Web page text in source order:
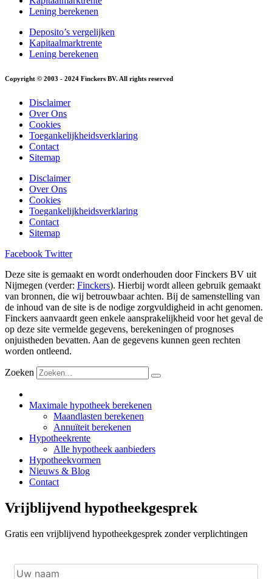
Lening berekenen
Deposito’s vergelijken
Kapitaalmarktrente
Lening berekenen
Copyright © 2003 - 2024 Finckers BV. All rights reserved
Disclaimer
Over Ons
Cookies
Toegankelijkheidsverklaring
Contact
Sitemap
Disclaimer
Over Ons
Cookies
Toegankelijkheidsverklaring
Contact
Sitemap
Facebook Twitter
Deze site is gemaakt en wordt onderhouden door Finckers BV uit
Nijmegen (verder: Finckers). Hierbij wordt alleen gebruik gemaakt
van bronnen, die wij betrouwbaar achten. Bij de samenstelling van
de inhoud van de site is de nodige zorgvuldigheid in acht genomen.
Finckers aanvaardt geen enkele aansprakelijkheid voor het geval de
op deze site vermelde gegevens, berekeningen of prognoses
onjuistheden bevatten. Aan de gegevens kunnen geen rechten
worden ontleend.
Zoeken
Maximale hypotheek berekenen
Maandlasten berekenen
Annuïteit berekenen
Hypotheekrente
Alle hypotheek aanbieders
Hypotheekvormen
Nieuws & Blog
Contact
Vrijblijvend hypotheekgesprek
Gratis een vrijblijvend hypotheekgesprek zonder verplichtingen